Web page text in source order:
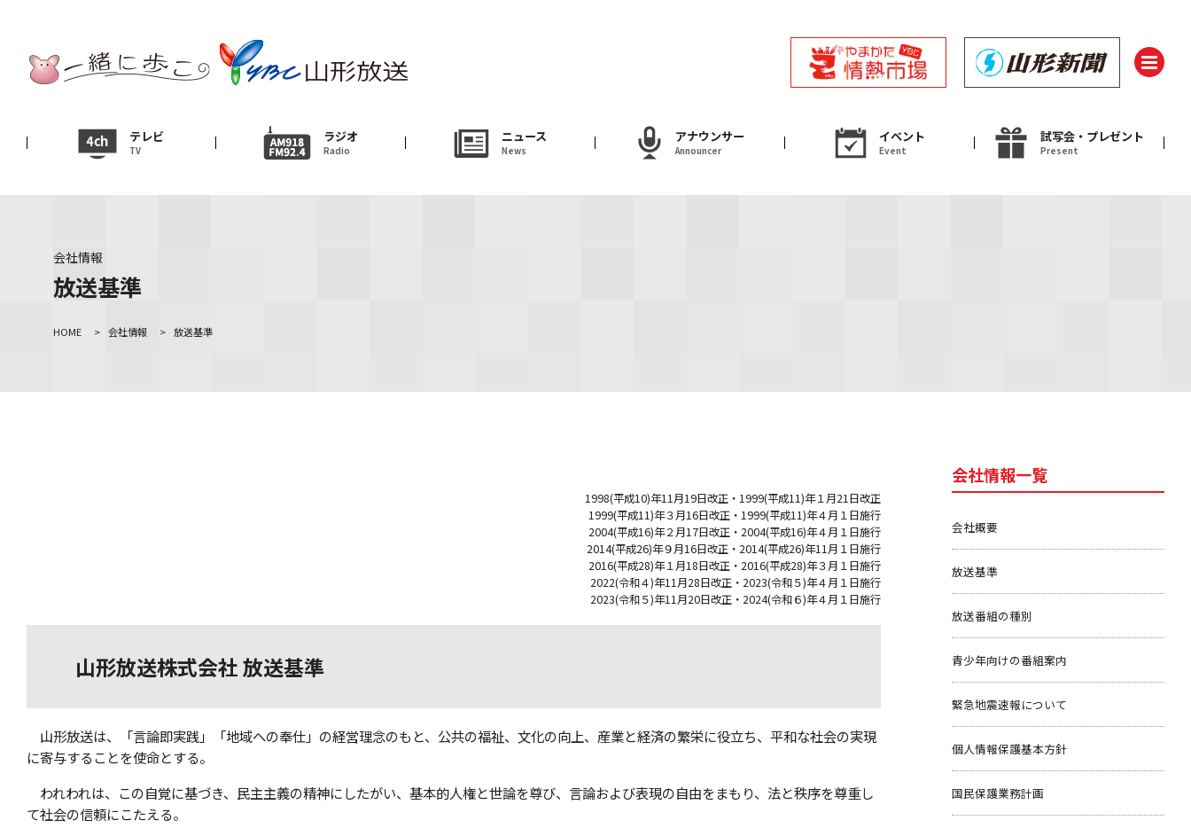
テレビ
TV
ラジオ
Radio
ニュース
News
アナウンサー
Announcer
イベント
Event
試写会・プレゼント
Present
テレビ
ニュース
News
アナウンサー
Announcer
イベント 試写会・プレゼント
ＹＢＣオンデマンド
会社情報
放送基準
HOME > 会社情報 > 放送基準
1998(平成10)年11月19日改正・1999(平成11)年１月21日改正
1999(平成11)年３月16日改正・1999(平成11)年４月１日施行
2004(平成16)年２月17日改正・2004(平成16)年４月１日施行
2014(平成26)年９月16日改正・2014(平成26)年11月１日施行
2016(平成28)年１月18日改正・2016(平成28)年３月１日施行
2022(令和４)年11月28日改正・2023(令和５)年４月１日施行
2023(令和５)年11月20日改正・2024(令和６)年４月１日施行
山形放送株式会社 放送基準
山形放送は、「言論即実践」「地域への奉仕」の経営理念のもと、公共の福祉、文化の向上、産業と経済の繁栄に役立ち、平和な社会の実現
に寄与することを使命とする。
われわれは、この自覚に基づき、民主主義の精神にしたがい、基本的人権と世論を尊び、言論および表現の自由をまもり、法と秩序を尊重し
て社会の信頼にこたえる。
会社情報一覧
会社概要
放送基準
放送番組の種別
青少年向けの番組案内
緊急地震速報について
個人情報保護基本方針
国民保護業務計画